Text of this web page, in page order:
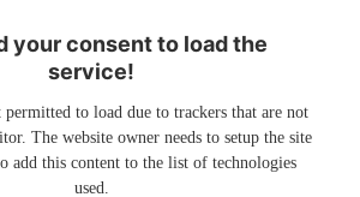
your consent to load the
service!
to load due to trackers that are not
The website owner needs to setup the site
add this content to the list of technologies
used.